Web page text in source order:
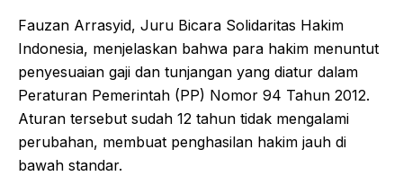
Fauzan Arrasyid, Juru Bicara Solidaritas Hakim
Indonesia, menjelaskan bahwa para hakim menuntut
penyesuaian gaji dan tunjangan yang diatur dalam
Peraturan Pemerintah (PP) Nomor 94 Tahun 2012.
Aturan tersebut sudah 12 tahun tidak mengalami
perubahan, membuat penghasilan hakim jauh di
bawah standar.